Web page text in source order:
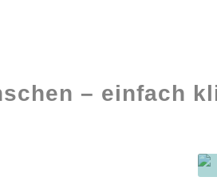
– einfach